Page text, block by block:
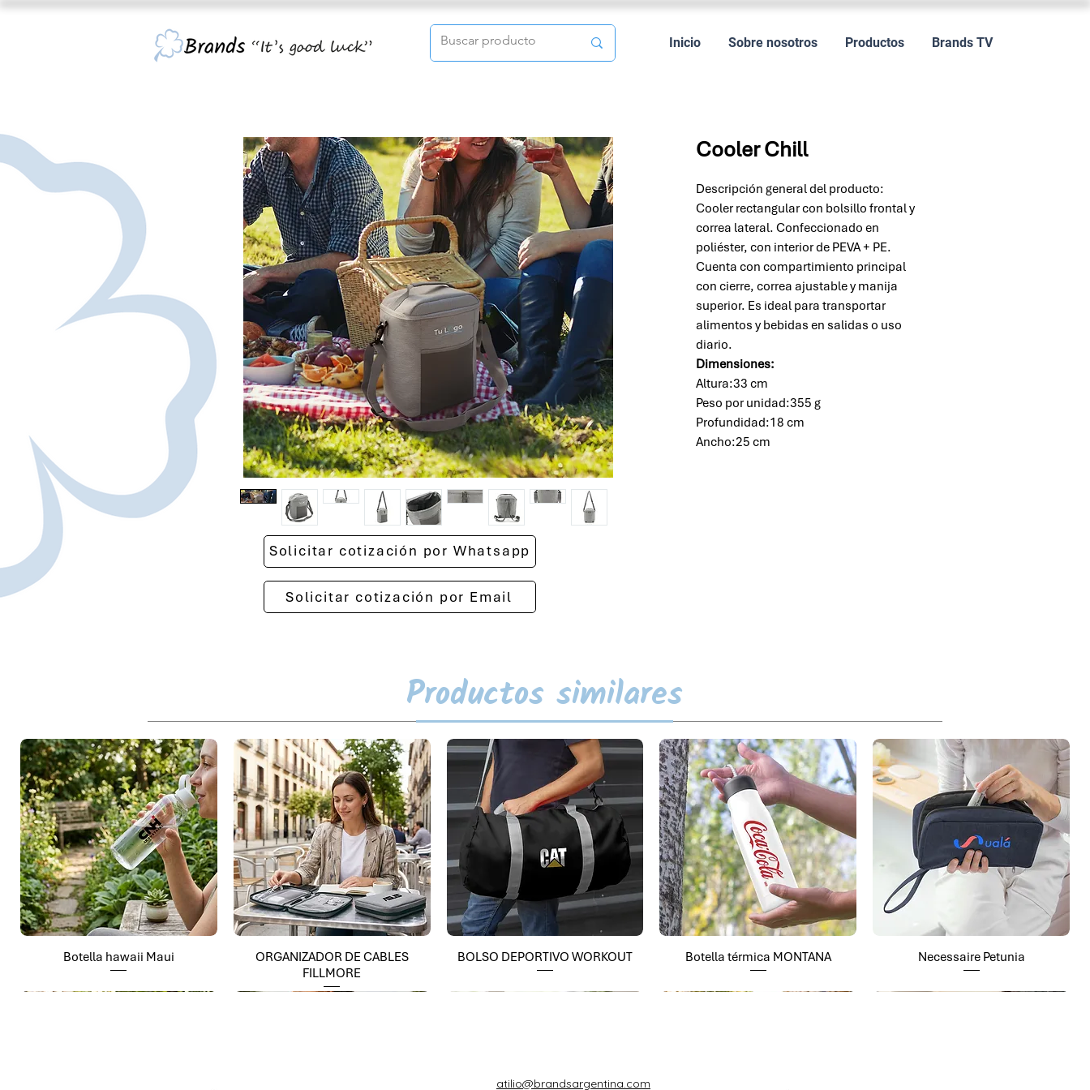
Inicio Sobre nosotros Productos Brands TV
Cooler Chill
Descripción general del producto:
Cooler rectangular con bolsillo frontal y
correa lateral. Confeccionado en
poliéster, con interior de PEVA + PE.
Cuenta con compartimiento principal
con cierre, correa ajustable y manija
superior. Es ideal para transportar
alimentos y bebidas en salidas o uso
diario.
Dimensiones:
Altura:33 cm
Peso por unidad:355 g
Profundidad:18 cm
Ancho:25 cm
Solicitar cotización por Whatsapp
Solicitar cotización por Email
Productos similares
Botella hawaii Maui
ORGANIZADOR DE CABLES
FILLMORE
BOLSO DEPORTIVO WORKOUT Botella térmica MONTANA Necessaire Petunia
atilio@brandsargentina.com